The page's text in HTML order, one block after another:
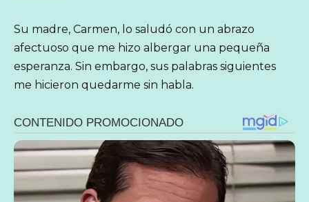
Su madre, Carmen, lo saludó con un abrazo
afectuoso que me hizo albergar una pequeña
esperanza. Sin embargo, sus palabras siguientes
me hicieron quedarme sin habla.